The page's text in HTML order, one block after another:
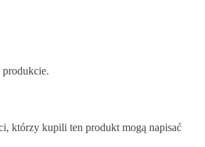
którzy kupili ten produkt mogą napisać